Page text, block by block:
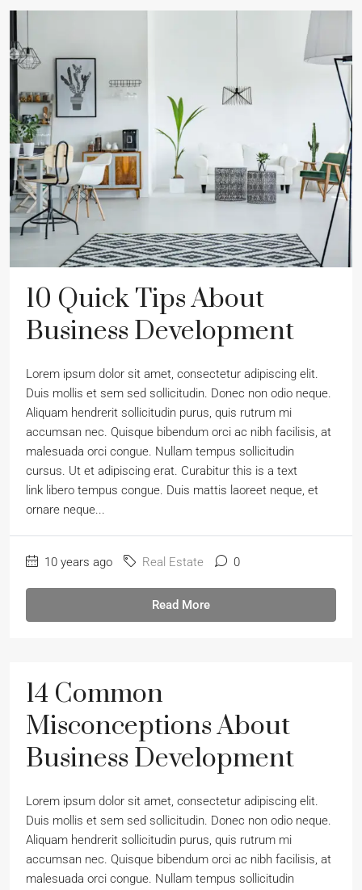
10 Quick Tips About
Business Development
Lorem ipsum dolor sit amet, consectetur adipiscing elit.
Duis mollis et sem sed sollicitudin. Donec non odio neque.
Aliquam hendrerit sollicitudin purus, quis rutrum mi
accumsan nec. Quisque bibendum orci ac nibh facilisis, at
malesuada orci congue. Nullam tempus sollicitudin
cursus. Ut et adipiscing erat. Curabitur this is a text
link libero tempus congue. Duis mattis laoreet neque, et
ornare neque...
10 years ago Real Estate 0
Read More
14 Common
Misconceptions About
Business Development
Lorem ipsum dolor sit amet, consectetur adipiscing elit.
Duis mollis et sem sed sollicitudin. Donec non odio neque.
Aliquam hendrerit sollicitudin purus, quis rutrum mi
accumsan nec. Quisque bibendum orci ac nibh facilisis, at
malesuada orci congue. Nullam tempus sollicitudin